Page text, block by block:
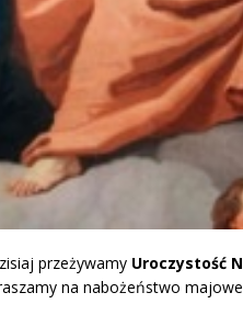
przeżywamy Uroczystość
na nabożeństwo